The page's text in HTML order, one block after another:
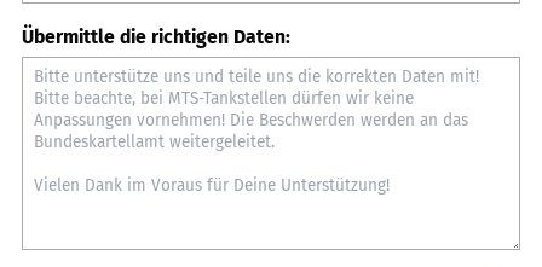
Übermittle die richtigen Daten: